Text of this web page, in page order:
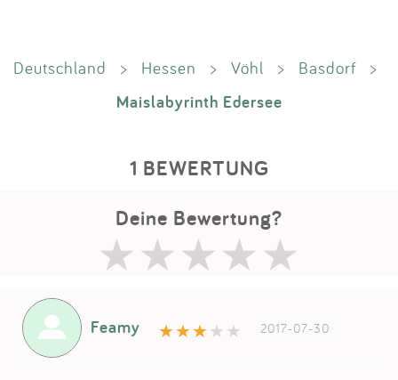
Deutschland > Hessen > Vöhl > Basdorf >
Maislabyrinth Edersee
1 BEWERTUNG
Deine Bewertung?
Feamy 2017-07-30